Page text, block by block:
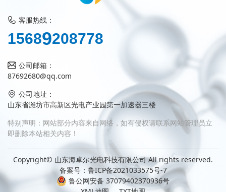
客服热线：
15689208778
公司邮箱：
87692680@qq.com
公司地址：
山东省潍坊市高新区光电产业园第一加速器三楼
特别声明：网站部分内容来自网络，如有侵权请联系网站管理员立
即删除本站相关内容！
Copyright© 山东海卓尔光电科技有限公司 All rights reserved.
备案号： 鲁ICP备2021033575号-7
鲁公网安备 37079402370936号